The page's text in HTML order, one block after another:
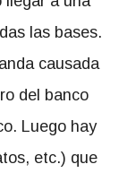
las bases.
causada
del banco
Luego hay
etc.) que